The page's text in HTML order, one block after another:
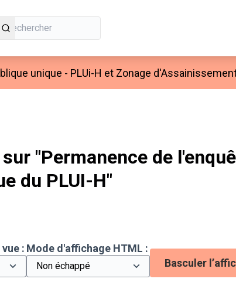
unique - PLUi-H et Zonage
"Permanence de
du PLUI-H"
: Mode d'affichage HTML :
Basculer